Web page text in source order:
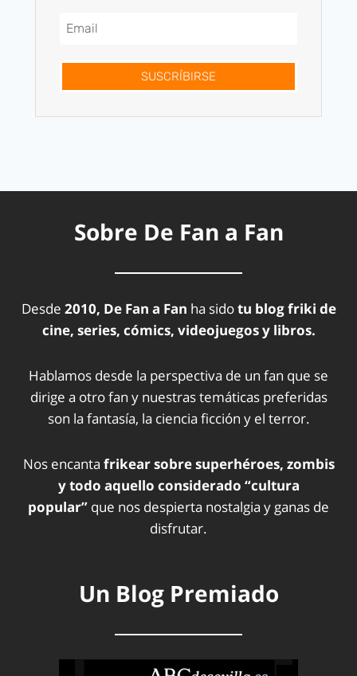
SUSCRÍBIRSE
Sobre De Fan a Fan
Desde 2010, De Fan a Fan ha sidotu blog friki de
cine, series, cómics, videojuegos y libros.
Hablamos desde la perspectiva de un fan que se
dirige a otro fan y nuestras temáticas preferidas
son la fantasía, la ciencia ficción y el terror.
Nos encanta frikear sobre superhéroes, zombis
y todo aquello considerado “cultura
popular” que nos despierta nostalgia y ganas de
disfrutar.
Un Blog Premiado